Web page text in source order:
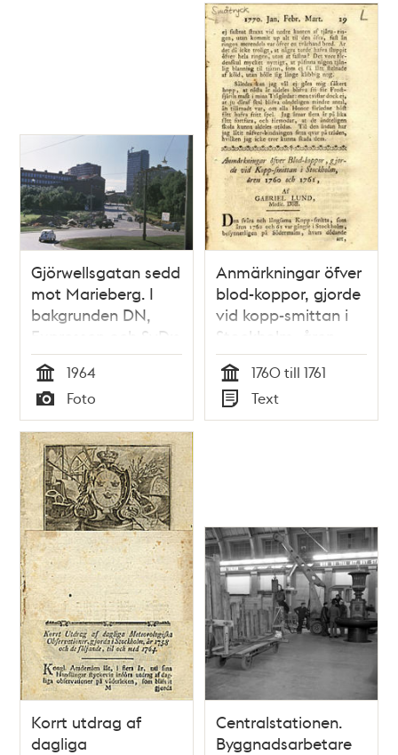
Gjörwellsgatan sedd
mot Marieberg. I
bakgrunden DN,
Expressen och SvD:s
höghus. T.v.
Kungsholmens
kommunala
flickskola, nu
Rålambshovsskolan.
Vy från
Rålambshovsleden
Tid
1964
Typ
Foto
Anmärkningar öfver
blod-koppor, gjorde
vid kopp-smittan i
Stockholm, åren
1760 och 1761, af
Gabriel Lund, medic.
doct.
Tid
1760 till 1761
Typ
Text
Korrt utdrag af
dagliga
Centralstationen.
Byggnadsarbetare